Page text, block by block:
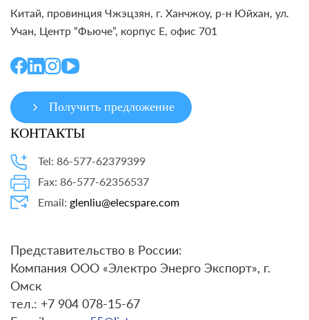
Китай, провинция Чжэцзян, г. Ханчжоу, р-н Юйхан, ул.
Учан, Центр “Фьюче”, корпус E, офис 701
Получить предложение
КОНТАКТЫ
Tel: 86-577-62379399
Fax: 86-577-62356537
Email: glenliu@elecspare.com
Представительство в России:
Компания ООО «Электро Энерго Экспорт», г.
Омск
тел.: +7 904 078-15-67